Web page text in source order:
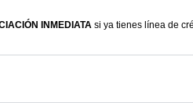
INMEDIATAsi ya tienes línea de